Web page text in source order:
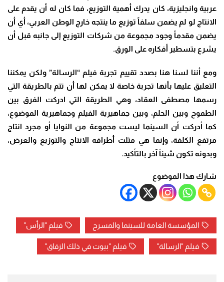
عربية وانجليزية، كان يدرك أهمية التوزيع، فما كان له أن يقدم على
الانتاج لو لم يضمن سلفاً توزيع ما ينتجه خارج الوطن العربي، أي أن
يضمن مقدماً وجود مجموعة من شركات التوزيع إلى جانبه قبل أن
يشرع بتسطير أفكاره على الورق.
ومع أننا لسنا هنا بصدد تقييم تجربة فيلم “الرسالة” ولكن يمكننا
التعليق عليها بأنها تجربة خاصة لا يمكن لها أن تتم بالطريقة التي
رسمها مصطفى العقاد، وهي الطريقة التي ادركت الفرق بين
الطموح وبين الحلم، وبين جماهيرية الفيلم وجماهيرية الموضوع،
كما أدركت أن السينما ليست مجموعة من النوايا أو مجرد انتاج
مرتفع الكلفة، وإنما هي مثلت أطرافه الانتاج والتوزيع والعرض،
وبدونه تكون شيئاً آخر بالتأكيد.
شارك هذا الموضوع
المؤسسة العامة للسينما والمسرح فيلم "الرأس"
فيلم "الرسالة" فيلم "بيوت في ذلك الزقاق"